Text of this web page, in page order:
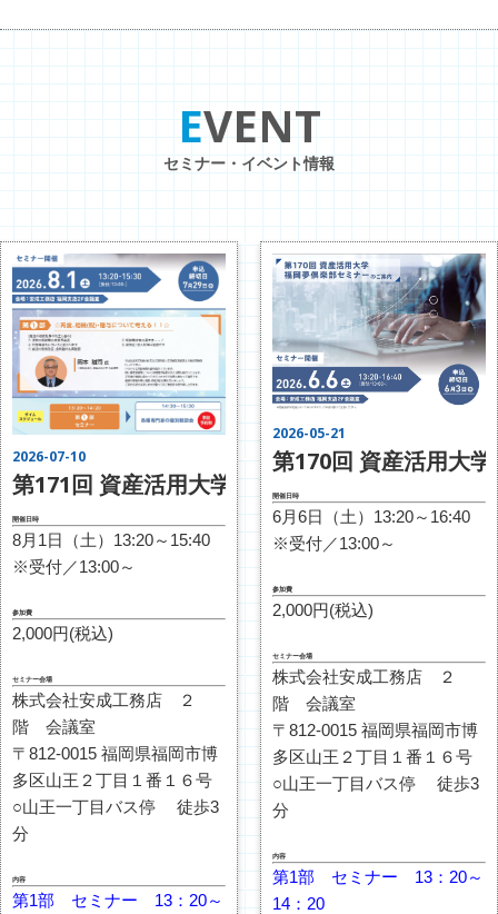
EVENT
セミナー・イベント情報
2026-07-10
第171回 資産活用大学 賃貸経営デザインラボ福
開催日時
8月1日（土）13:20～15:40
※受付／13:00～
参加費
2,000円(税込)
セミナー会場
株式会社安成工務店 ２
階 会議室
〒812-0015 福岡県福岡市博
多区山王２丁目１番１６号
○山王一丁目バス停 徒歩3
分
内容
第1部 セミナー 13：20～
2026-05-21
第170回 資産活用大
開催日時
6月6日（土）13:20～16:40
※受付／13:00～
参加費
2,000円(税込)
セミナー会場
株式会社安成工務店 ２
階 会議室
〒812-0015 福岡県福岡市博
多区山王２丁目１番１６号
○山王一丁目バス停 徒歩3
分
内容
第1部 セミナー 13：20～
14：20